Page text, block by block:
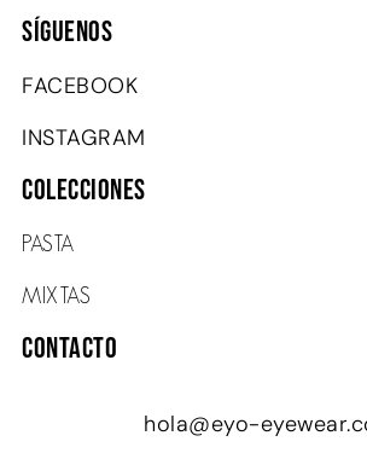
SÍGUENOS
FACEBOOK
INSTAGRAM
COLECCIONES
PASTA
MIXTAS
Contacto
hola@eyo-